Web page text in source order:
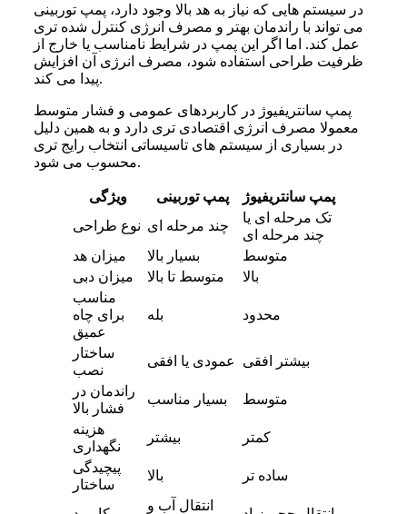
در سیستم هایی که نیاز به هد بالا وجود دارد، پمپ توربینی
می تواند با راندمان بهتر و مصرف انرژی کنترل شده تری
عمل کند. اما اگر این پمپ در شرایط نامناسب یا خارج از
ظرفیت طراحی استفاده شود، مصرف انرژی آن افزایش
پیدا می کند.
پمپ سانتریفیوژ در کاربردهای عمومی و فشار متوسط
معمولا مصرف انرژی اقتصادی تری دارد و به همین دلیل
در بسیاری از سیستم های تاسیساتی انتخاب رایج تری
محسوب می شود.
ویژگی پمپ توربینی
پمپ سانتریفیوژ
نوع طراحی چند مرحله ای
تک مرحله ای یا
چند مرحله ای
میزان هد
بسیار بالا
متوسط
میزان دبی
متوسط تا بالا
بالا
مناسب
برای چاه
عمیق
بله محدود
ساختار
نصب
عمودی یا افقی
بیشتر افقی
راندمان در
فشار بالا
بسیار مناسب
متوسط
هزینه
نگهداری
بیشتر
کمتر
پیچیدگی
ساختار
بالا ساده تر
انتقال آب و